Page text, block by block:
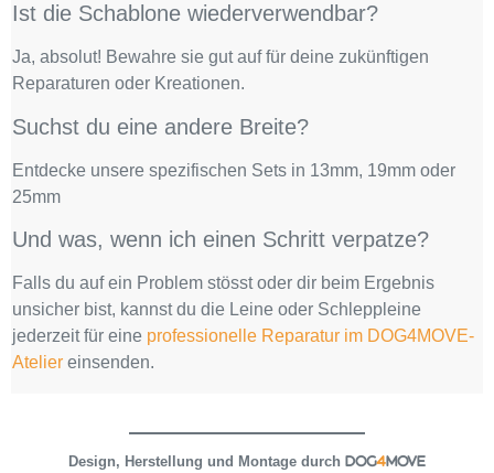
Ist die Schablone wiederverwendbar?
Ja, absolut! Bewahre sie gut auf für deine zukünftigen
Reparaturen oder Kreationen.
Suchst du eine andere Breite?
Entdecke unsere spezifischen Sets in 13mm, 19mm oder
25mm
Und was, wenn ich einen Schritt verpatze?
Falls du auf ein Problem stösst oder dir beim Ergebnis
unsicher bist, kannst du die Leine oder Schleppleine
jederzeit für eine professionelle Reparatur im DOG4MOVE-
Atelier einsenden.
Design, Herstellung und Montage durch DOG4MOVE